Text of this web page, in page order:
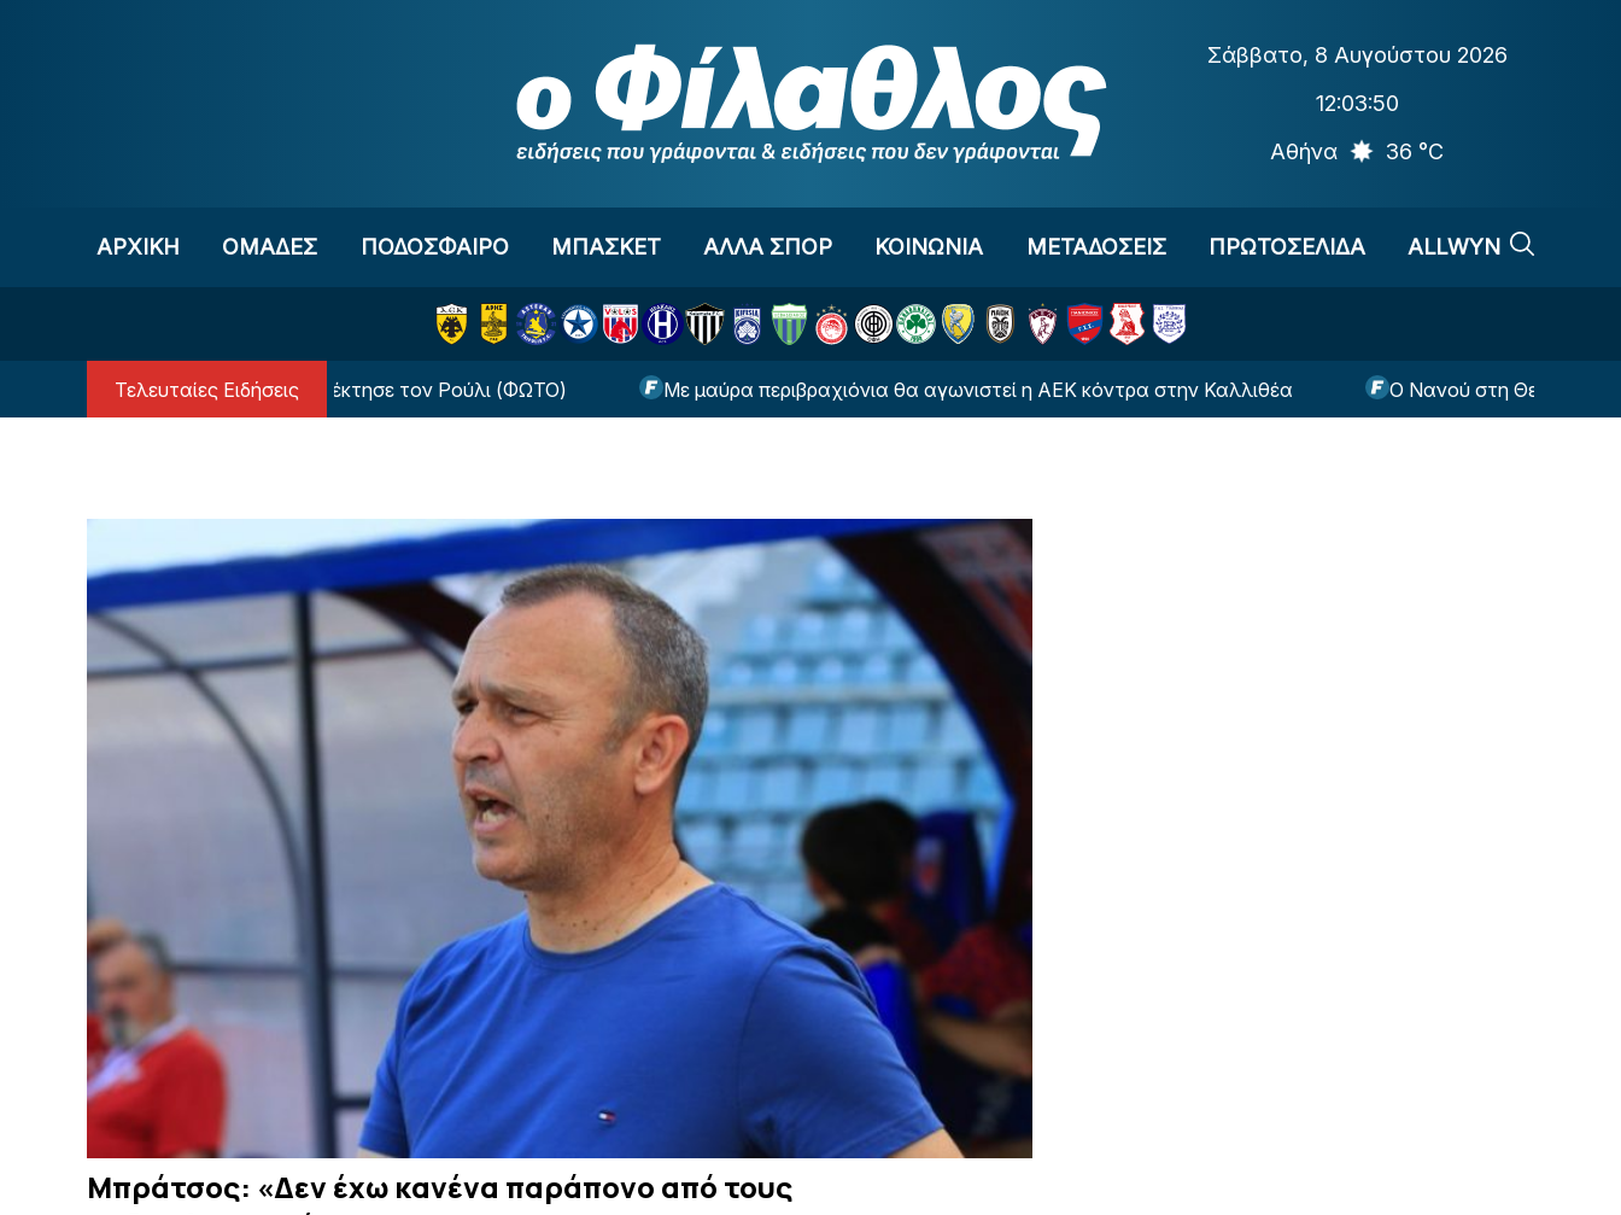
Σάββατο, 8 Αυγούστου 2026
12:03:50
Αθήνα
36 °C
ΑΡΧΙΚΗ OΜΑΔΕΣ ΠΟΔΟΣΦΑΙΡΟ ΜΠΑΣΚΕΤ ΑΛΛΑ ΣΠΟΡ ΚΟΙΝΩΝΙΑ ΜΕΤΑΔΟΣΕΙΣ ΠΡΩΤΟΣΕΛΙΔΑ ALLWYN
Τελευταίες Ειδήσεις
Η Μάντσεστερ Σίτι απέκτησε τον Ρούλι (ΦΩΤΟ) Με μαύρα περιβραχιόνια θα αγωνιστεί η ΑΕΚ κόντρα στην Καλλιθέα Ο Νανού στη Θεσσαλονίκη για
Μπράτσος: «Δεν έχω κανένα παράπονο από τους